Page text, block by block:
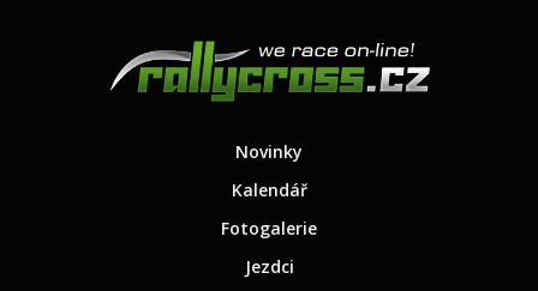
Novinky
Kalendář
Fotogalerie
Jezdci